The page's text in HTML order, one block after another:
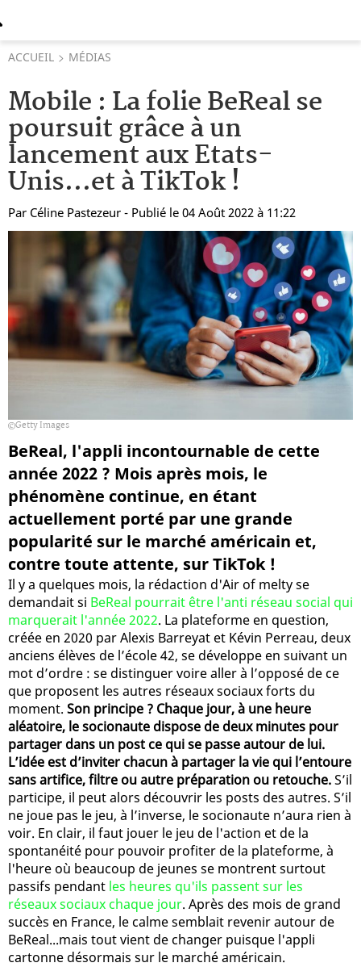
ACCUEIL MÉDIAS
Mobile : La folie BeReal se
poursuit grâce à un
lancement aux Etats-
Unis...et à TikTok !
Par Céline Pastezeur - Publié le 04 Août 2022 à 11:22
Getty Images
BeReal, l'appli incontournable de cette
année 2022 ? Mois après mois, le
phénomène continue, en étant
actuellement porté par une grande
popularité sur le marché américain et,
contre toute attente, sur TikTok !
Il y a quelques mois, la rédaction d'Air of melty se
demandait si BeReal pourrait être l'anti réseau social qui
marquerait l'année 2022. La plateforme en question,
créée en 2020 par Alexis Barreyat et Kévin Perreau, deux
anciens élèves de l’école 42, se développe en suivant un
mot d’ordre : se distinguer voire aller à l’opposé de ce
que proposent les autres réseaux sociaux forts du
moment. Son principe ? Chaque jour, à une heure
aléatoire, le socionaute dispose de deux minutes pour
partager dans un post ce qui se passe autour de lui.
L’idée est d’inviter chacun à partager la vie qui l’entoure
sans artifice, filtre ou autre préparation ou retouche.S’il
participe, il peut alors découvrir les posts des autres. S’il
ne joue pas le jeu, à l’inverse, le socionaute n’aura rien à
voir. En clair, il faut jouer le jeu de l'action et de la
spontanéité pour pouvoir profiter de la plateforme, à
l'heure où beaucoup de jeunes se montrent surtout
passifs pendant les heures qu'ils passent sur les
réseaux sociaux chaque jour. Après des mois de grand
succès en France, le calme semblait revenir autour de
BeReal...mais tout vient de changer puisque l'appli
cartonne désormais sur le marché américain.